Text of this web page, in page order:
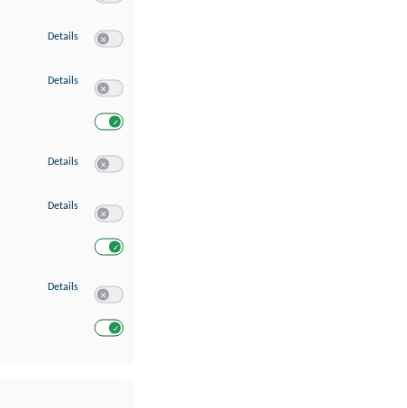
Details zu Verwendung von Profilen zur Auswahl personalisierter Werbung
Details zu Messung der Werbeleistung
Details zu Messung der Performance von Inhalten
Details zu Analyse von Zielgruppen durch Statistiken oder Kombinationen von
Details zu Entwicklung und Verbesserung der Angebote